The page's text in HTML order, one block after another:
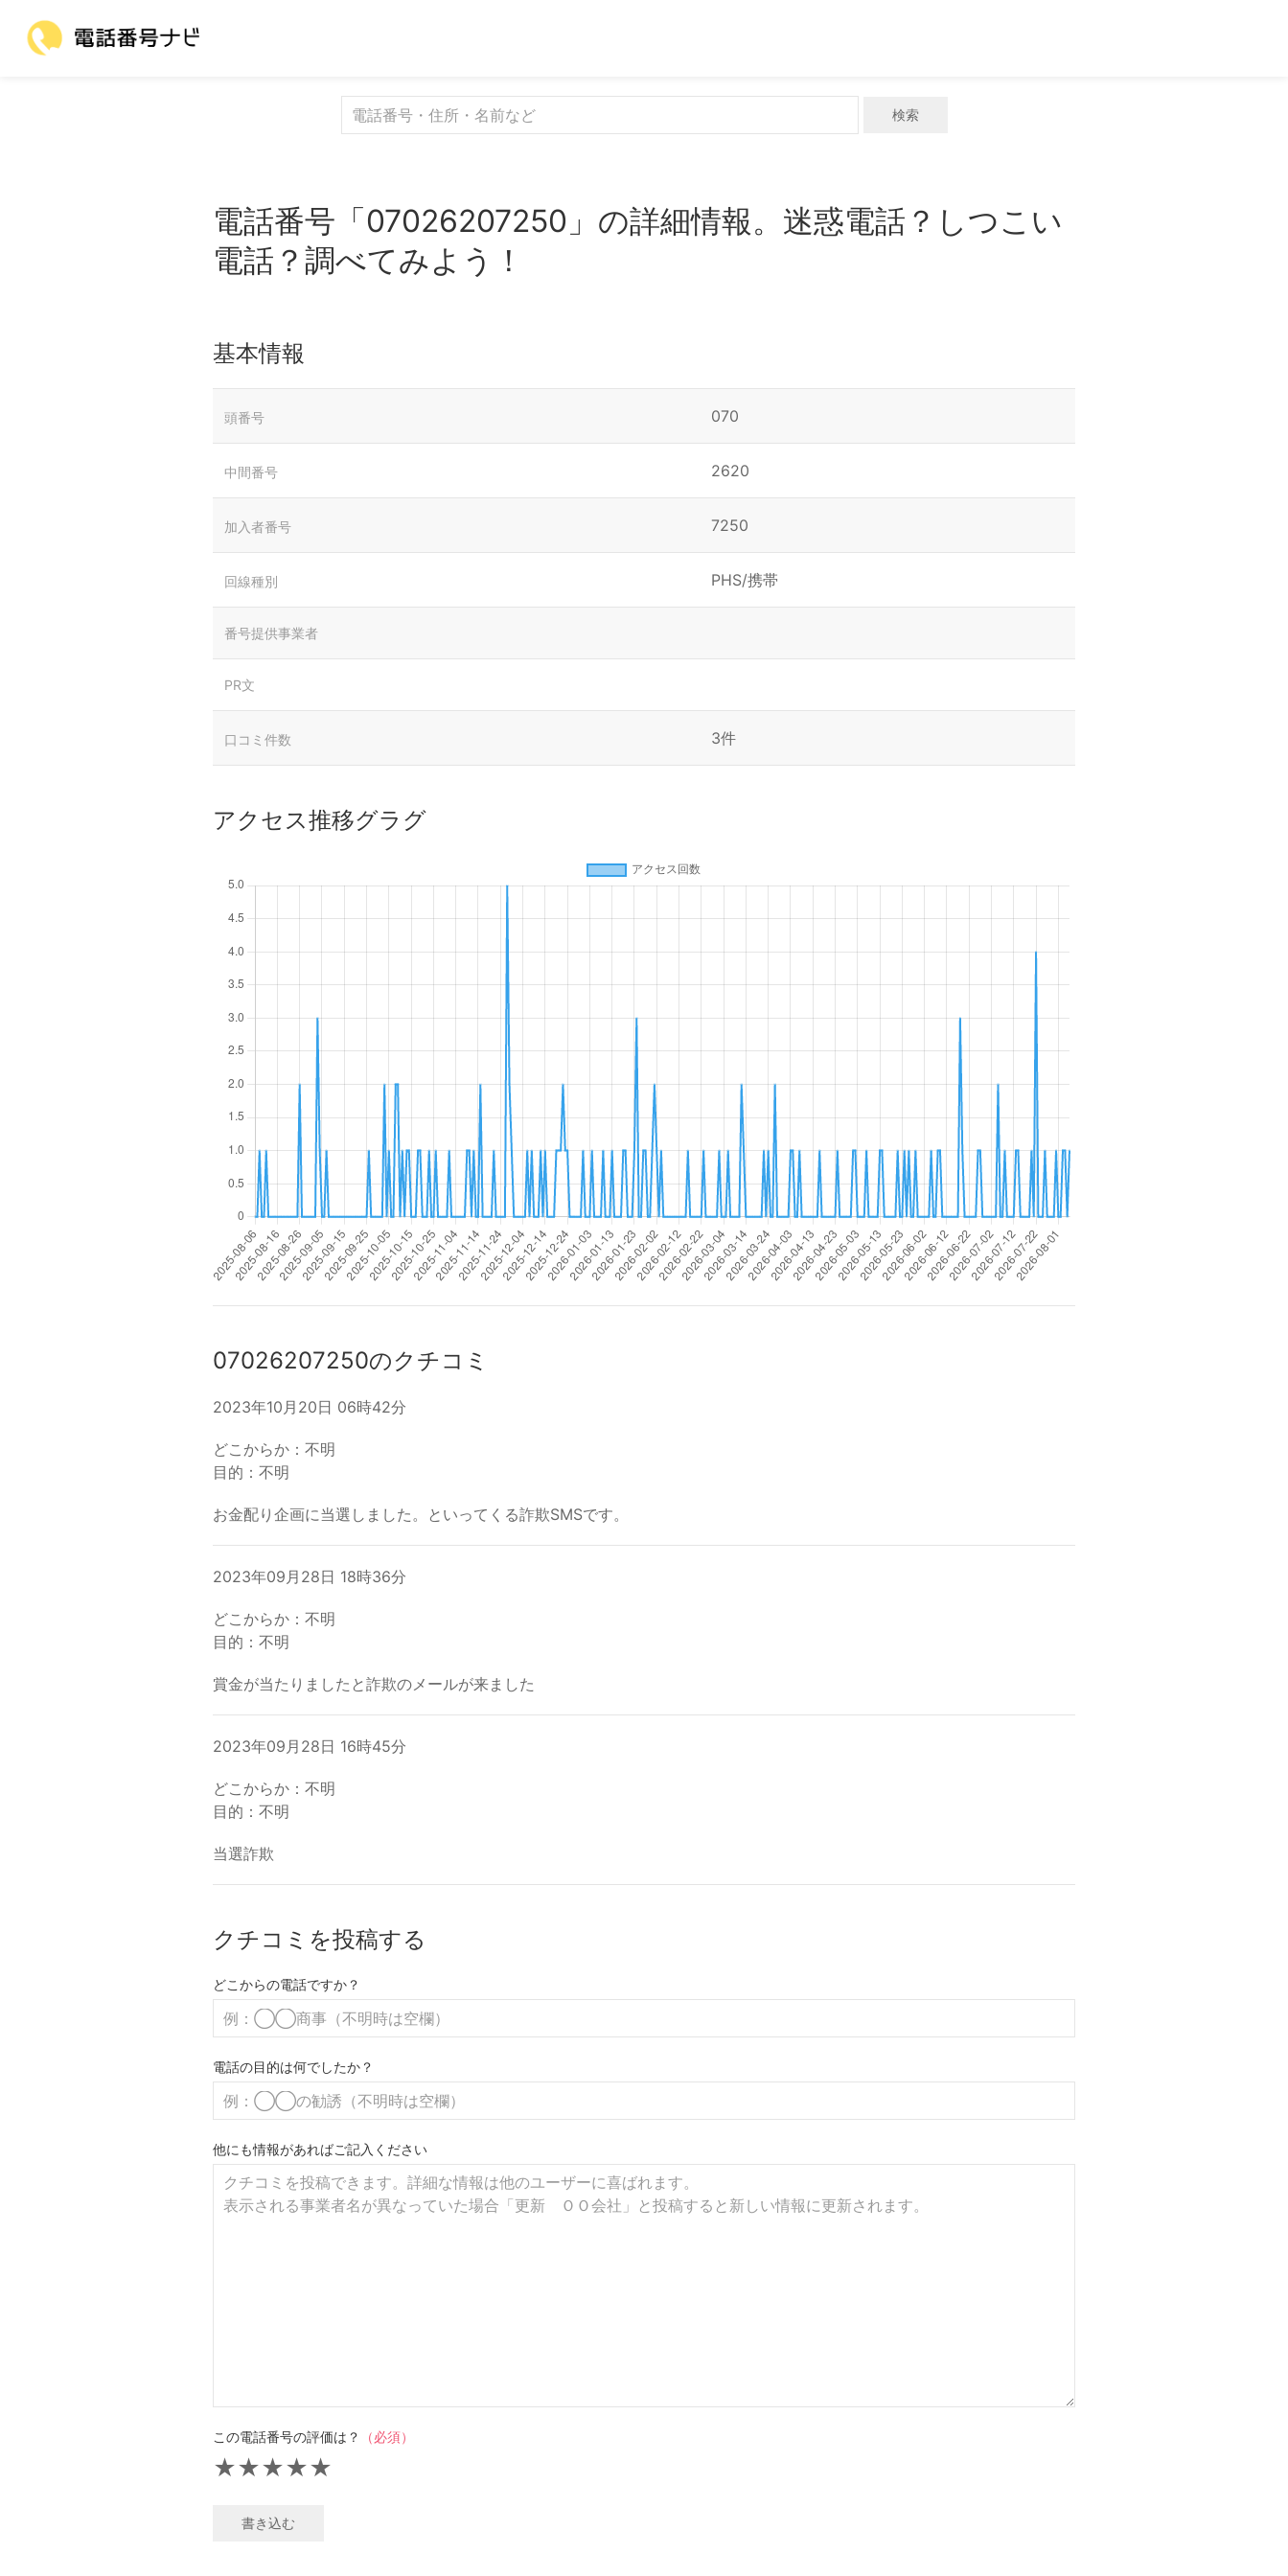
検索
電話番号「07026207250」の詳細情報。迷惑電話？しつこい
電話？調べてみよう！
基本情報
頭番号 070
中間番号 2620
加入者番号 7250
回線種別 PHS/携帯
番号提供事業者
PR文
口コミ件数 3件
アクセス推移グラグ
07026207250のクチコミ
2023年10月20日 06時42分
どこからか：不明
目的：不明
お金配り企画に当選しました。といってくる詐欺SMSです。
2023年09月28日 18時36分
どこからか：不明
目的：不明
賞金が当たりましたと詐欺のメールが来ました
2023年09月28日 16時45分
どこからか：不明
目的：不明
当選詐欺
クチコミを投稿する
どこからの電話ですか？
電話の目的は何でしたか？
他にも情報があればご記入ください
この電話番号の評価は？ （必須）
★
★
★
★
★
書き込む